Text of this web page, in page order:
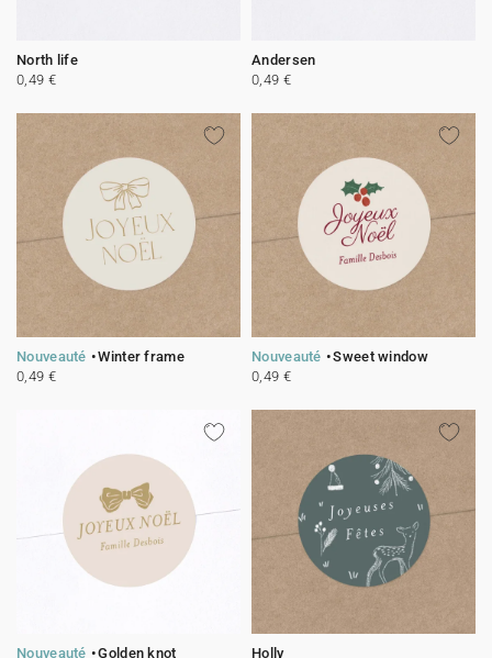
North life
0,49 €
Andersen
0,49 €
Nouveauté
Winter frame
0,49 €
Nouveauté
Sweet window
0,49 €
Nouveauté Golden knot Holly